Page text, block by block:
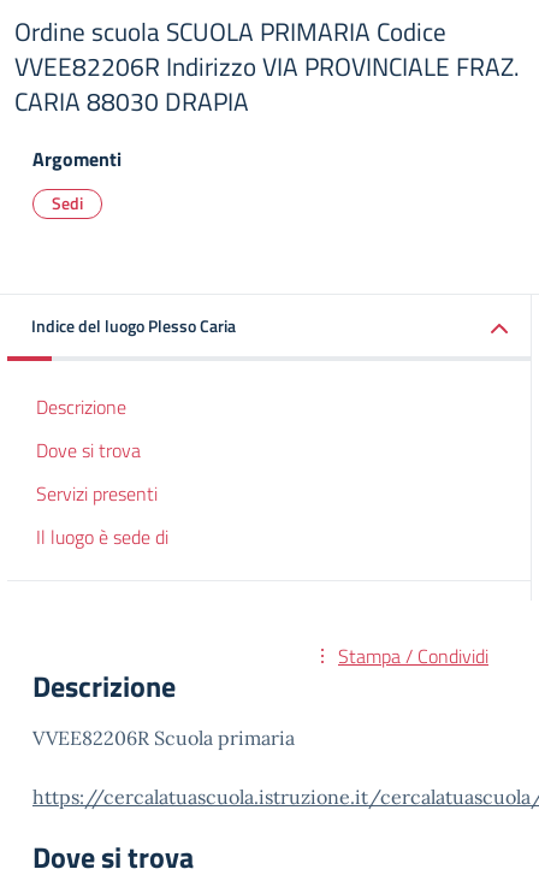
Ordine scuola SCUOLA PRIMARIA Codice
VVEE82206R Indirizzo VIA PROVINCIALE FRAZ.
CARIA 88030 DRAPIA
Argomenti
Sedi
Indice del luogo Plesso Caria
Descrizione
Dove si trova
Servizi presenti
Il luogo è sede di
Stampa / Condividi
Descrizione
VVEE82206R Scuola primaria
https://cercalatuascuola.istruzione.it/
Dove si trova